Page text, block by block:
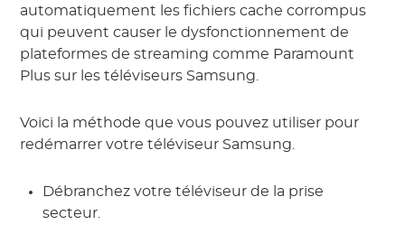
automatiquement les fichiers cache corrompus
qui peuvent causer le dysfonctionnement de
plateformes de streaming comme Paramount
Plus sur les téléviseurs Samsung.
Voici la méthode que vous pouvez utiliser pour
redémarrer votre téléviseur Samsung.
Débranchez votre téléviseur de la prise
secteur.